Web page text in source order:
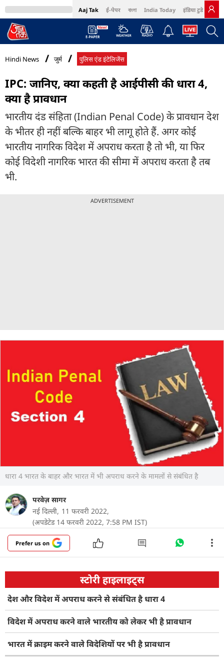
Aaj Tak ई-पेपर বাংলা India Today इंडिया टुडे हिंदी
MumbaiTak Cosmopolitan Harper's Bazaar Northeast
Hindi News जुर्म पुलिस एंड इंटेलिजेंस
IPC: जानिए, क्या कहती है आईपीसी की धारा 4,
क्या है प्रावधान
भारतीय दंड संहिता (Indian Penal Code) के प्रावधान देश
के भीतर ही नहीं बल्कि बाहर भी लागू होते हैं. अगर कोई
भारतीय नागरिक विदेश में अपराध करता है तो भी, या फिर
कोई विदेशी नागरिक भारत की सीमा में अपराध करता है तब
भी.
ADVERTISEMENT
धारा 4 भारत के बाहर और भारत में भी अपराध करने के मामलों से संबंधित है
परवेज़ सागर
नई दिल्ली, 11 फरवरी 2022,
(अपडेटेड 14 फरवरी 2022, 7:58 PM IST)
Prefer us on
स्टोरी हाइलाइट्स
देश और विदेश में अपराध करने से संबंधित है धारा 4
विदेश में अपराध करने वाले भारतीय को लेकर भी है प्रावधान
भारत में क्राइम करने वाले विदेशियों पर भी है प्रावधान